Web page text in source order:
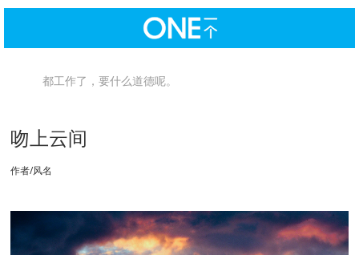
都工作了，要什么道德呢。
吻上云间
作者/风名